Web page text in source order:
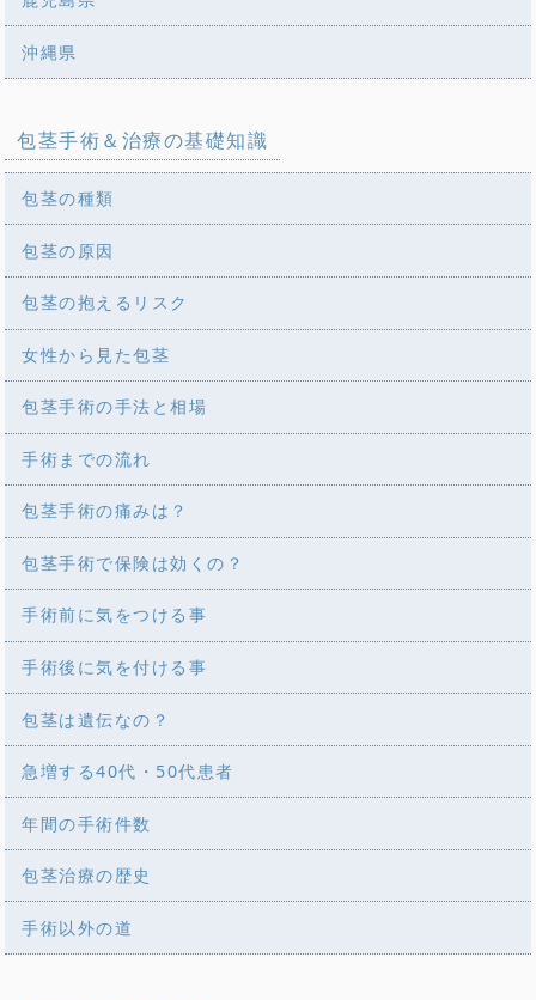
沖縄県
包茎手術＆治療の基礎知識
包茎の種類
包茎の原因
包茎の抱えるリスク
女性から見た包茎
包茎手術の手法と相場
手術までの流れ
包茎手術の痛みは？
包茎手術で保険は効くの？
手術前に気をつける事
手術後に気を付ける事
包茎は遺伝なの？
急増する40代・50代患者
年間の手術件数
包茎治療の歴史
手術以外の道